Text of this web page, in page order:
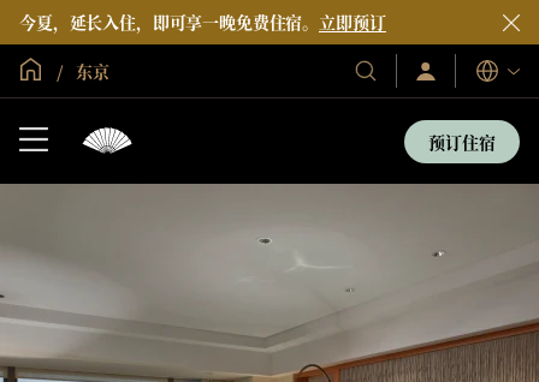
今夏，延长入住，即可享一晚免费住宿。 立即预订
全球首页
东京
我
们
登
录/
即
加
入
语
言
预订住宿